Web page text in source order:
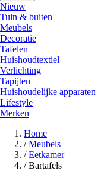
Nieuw
Tuin & buiten
Meubels
Decoratie
Tafelen
Huishoudtextiel
Verlichting
Tapijten
Huishoudelijke apparaten
Lifestyle
Merken
Home
/ Meubels
/ Eetkamer
/ Bartafels